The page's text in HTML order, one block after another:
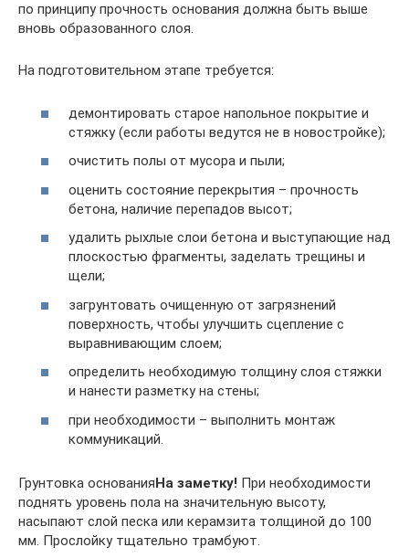
по принципу прочность основания должна быть выше
вновь образованного слоя.
На подготовительном этапе требуется:
демонтировать старое напольное покрытие и
стяжку (если работы ведутся не в новостройке);
очистить полы от мусора и пыли;
оценить состояние перекрытия – прочность
бетона, наличие перепадов высот;
удалить рыхлые слои бетона и выступающие над
плоскостью фрагменты, заделать трещины и
щели;
загрунтовать очищенную от загрязнений
поверхность, чтобы улучшить сцепление с
выравнивающим слоем;
определить необходимую толщину слоя стяжки
и нанести разметку на стены;
при необходимости – выполнить монтаж
коммуникаций.
Грунтовка основанияНа заметку! При необходимости
поднять уровень пола на значительную высоту,
насыпают слой песка или керамзита толщиной до 100
мм. Прослойку тщательно трамбуют.